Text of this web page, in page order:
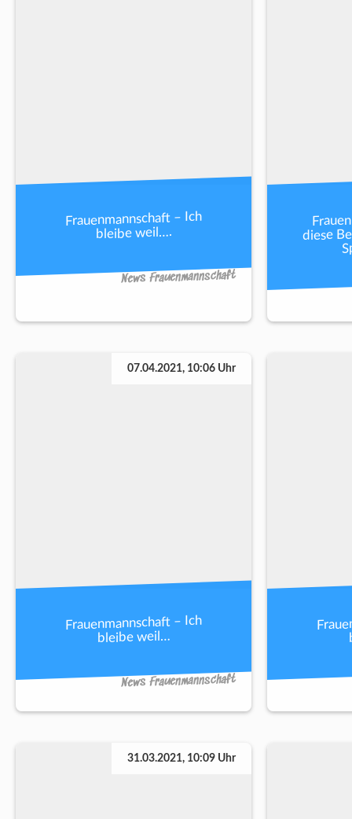
Frauenmannschaft – Ich
bleibe weil….
News Frauenmannschaft
diese
07.04.2021, 10:06 Uhr
Frauenmannschaft – Ich
bleibe weil…
News Frauenmannschaft
31.03.2021, 10:09 Uhr